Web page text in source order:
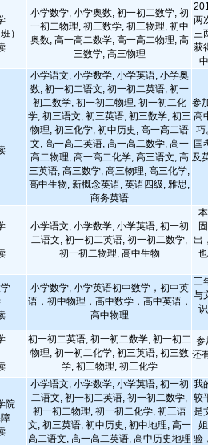
）
小学数学, 小学奥数, 初一初二数学, 初
一初二物理, 初三数学, 初三物理, 初中
奥数, 高一高二数学, 高一高二物理, 高
三数学, 高三物理
两
三
获
小学语文, 小学数学, 小学英语, 小学奥
数, 初一初二语文, 初一初二英语, 初一
初二数学, 初一初二物理, 初一初二化
学, 初三语文, 初三英语, 初三数学, 初三
物理, 初三化学, 初中历史, 高一高二语
文, 高一高二英语, 高一高二数学, 高一
高二物理, 高一高二化学, 高三语文, 高
三英语, 高三数学, 高三物理, 高三化学,
高中生物, 新概念英语, 英语四级, 雅思,
商务英语
参
高
巧
国
及
小学语文, 小学数学, 小学英语, 初一初
二语文, 初一初二英语, 初一初二数学,
初一初二物理, 高中生物
出
小学数学, 小学英语初中数学，初中英
语，初中物理，高中数学，高中英语，
高中物理
三
与
初一初二英语, 初一初二数学, 初一初二
物理, 初一初二化学, 初三英语, 初三数
学, 初三物理, 初三化学
参
还
院
小学语文, 小学数学, 小学英语, 初一初
二语文, 初一初二英语, 初一初二数学,
初一初二物理, 初一初二化学, 初三语
文, 初三英语, 初中历史, 初中地理, 高一
高二语文, 高一高二英语, 高中历史地理
我
较
是
验